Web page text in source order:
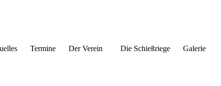
Termine Der Verein Die Schießriege Galerie